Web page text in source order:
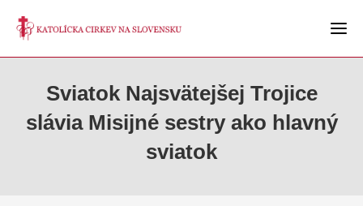
Sviatok Najsvätejšej Trojice
slávia Misijné sestry ako hlavný
sviatok